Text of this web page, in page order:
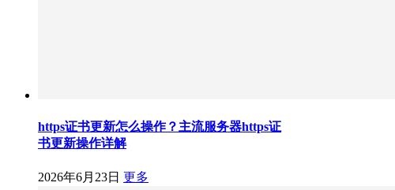
https证书更新怎么操作？主流服务器https证
书更新操作详解
2026年6月23日 更多